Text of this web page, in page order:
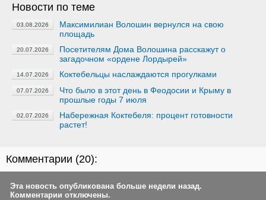
Новости по теме
03.08.2026
Максимилиан Волошин вернулся на свою
площадь
20.07.2026
Посетителям Дома Волошина расскажут о
загадочном «ордене Лордырей»
14.07.2026 Коктебельцы наслаждаются прогулками
07.07.2026
Что было в этот день в Феодосии и Крыму в
прошлые годы 7 июля
02.07.2026
Набережная Коктебеля: процент готовности
растет!
Комментарии (20):
Эта новость опубликована больше недели назад.
Комментарии отключены.